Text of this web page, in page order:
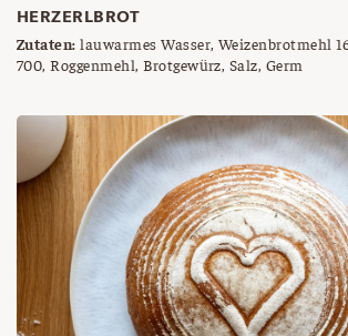
HERZERLBROT
Zutaten: lauwarmes Wasser, Weizenbrotmehl
700, Roggenmehl, Brotgewürz, Salz, Germ